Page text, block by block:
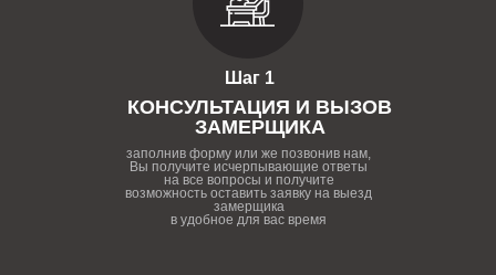
Шаг 1
КОНСУЛЬТАЦИЯ И ВЫЗОВ
ЗАМЕРЩИКА
заполнив форму или же позвонив нам,
Вы получите исчерпывающие ответы
на все вопросы и получите
возможность оставить заявку на выезд
замерщика
в удобное для вас время